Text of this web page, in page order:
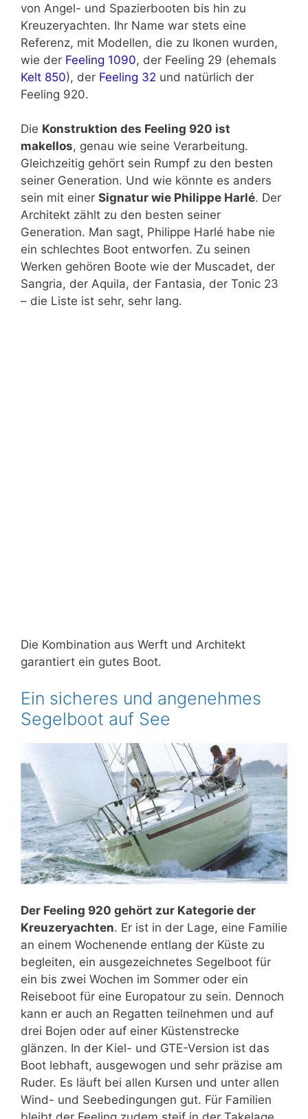
von Angel- und Spazierbooten bis hin zu
Kreuzeryachten. Ihr Name war stets eine
Referenz, mit Modellen, die zu Ikonen wurden,
wie der Feeling 1090, der Feeling 29 (ehemals
Kelt 850), der Feeling 32 und natürlich der
Feeling 920.
Die Konstruktion des Feeling 920 ist
makellos, genau wie seine Verarbeitung.
Gleichzeitig gehört sein Rumpf zu den besten
seiner Generation. Und wie könnte es anders
sein mit einer Signatur wie Philippe Harlé. Der
Architekt zählt zu den besten seiner
Generation. Man sagt, Philippe Harlé habe nie
ein schlechtes Boot entworfen. Zu seinen
Werken gehören Boote wie der Muscadet, der
Sangria, der Aquila, der Fantasia, der Tonic 23
– die Liste ist sehr, sehr lang.
Die Kombination aus Werft und Architekt
garantiert ein gutes Boot.
Ein sicheres und angenehmes
Segelboot auf See
Der Feeling 920 gehört zur Kategorie der
Kreuzeryachten. Er ist in der Lage, eine Familie
an einem Wochenende entlang der Küste zu
begleiten, ein ausgezeichnetes Segelboot für
ein bis zwei Wochen im Sommer oder ein
Reiseboot für eine Europatour zu sein. Dennoch
kann er auch an Regatten teilnehmen und auf
drei Bojen oder auf einer Küstenstrecke
glänzen. In der Kiel- und GTE-Version ist das
Boot lebhaft, ausgewogen und sehr präzise am
Ruder. Es läuft bei allen Kursen und unter allen
Wind- und Seebedingungen gut. Für Familien